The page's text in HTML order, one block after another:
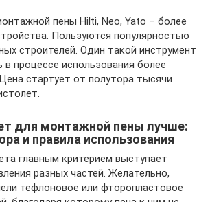
пены Hilti, Neo, Yato – более
Пользуются популярностью
строителей. Один такой инструмент
процессе использования более
стартует от полутора тысячи
для монтажной пены лучше:
и правила использования
главным критерием выступает
разных частей. Желательно,
тефлоновое или фторопластовое